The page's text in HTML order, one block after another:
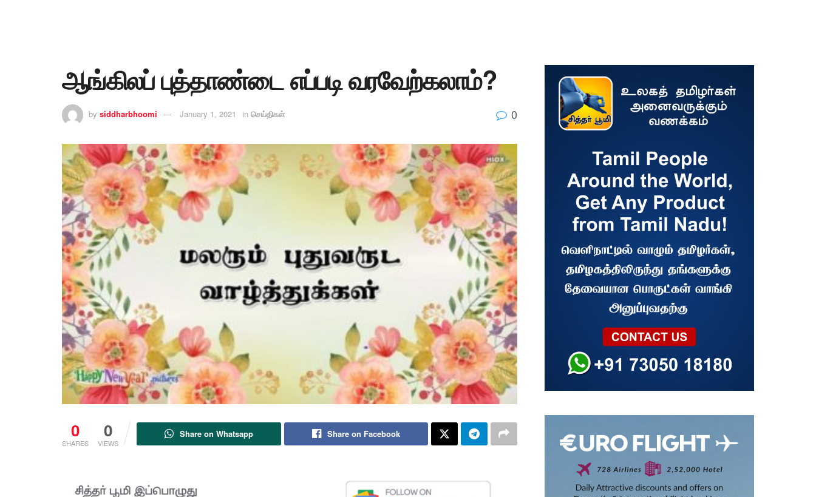
ஆங்கிலப் புத்தாண்டை எப்படி வரவேற்கலாம்?
by siddharbhoomi January 1, 2021 in செய்திகள் 0
0
SHARES
0
VIEWS
Share on Whatsapp Share on Facebook